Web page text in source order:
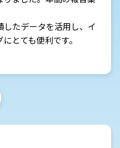
たデータを活用し、イ
とても便利です。